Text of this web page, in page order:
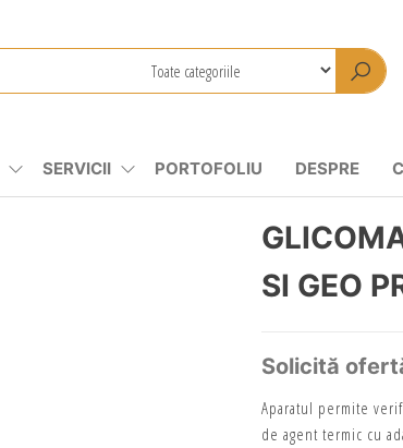
SERVICII PORTOFOLIU DESPRE
SI GEO
Solicită
Aparatul permite
de agent termic cu